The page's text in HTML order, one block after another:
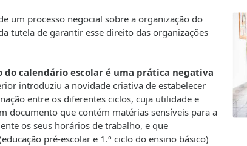
um processo negocial sobre a organização do
tutela de garantir esse direito das organizações
do calendário escolar é uma prática negativa
introduziu a novidade criativa de estabelecer
entre os diferentes ciclos, cuja utilidade e
documento que contém matérias sensíveis para a
os seus horários de trabalho, e que
pré-escolar e 1.º ciclo do ensino básico)